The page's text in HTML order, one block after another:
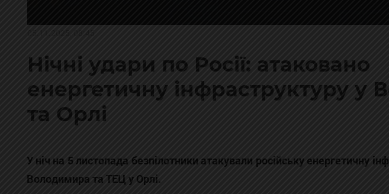
Нічні удари по Росії: атаковано
енергетичну інфраструктуру у
та Орлі
У ніч на 5 листопада безпілотники атакували російську енергетичну
Володимира та ТЕЦ у Орлі.